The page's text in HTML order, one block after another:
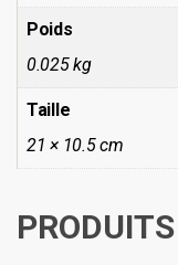
Poids
0.025 kg
Taille
21 × 10.5 cm